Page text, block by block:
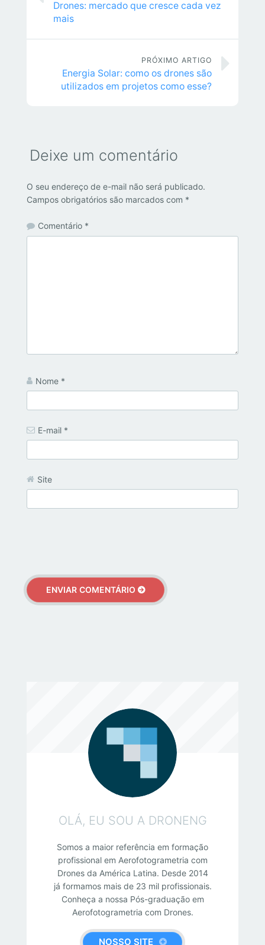
Drones: mercado que cresce cada vez
mais
PRÓXIMO ARTIGO
Energia Solar: como os drones são
utilizados em projetos como esse?
Deixe um comentário
O seu endereço de e-mail não será publicado.
Campos obrigatórios são marcados com *
Comentário *
Nome *
E-mail *
Site
OLÁ, EU SOU A DRONENG
Somos a maior referência em formação
profissional em Aerofotogrametria com
Drones da América Latina. Desde 2014
já formamos mais de 23 mil profissionais.
Conheça a nossa Pós-graduação em
Aerofotogrametria com Drones.
NOSSO SITE